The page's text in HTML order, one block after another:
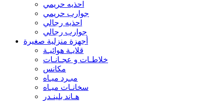
احذيه حريمي
جوارب حريمي
احذيه رجالي
جوارب رجالي
أجهزة منزلية صغيرة
قلايـة هوائيـة
خلاطـات و عجـانـات
مكانس
مبـرد ميـاه
سخانـات ميـاه
هـاند بلينـدر